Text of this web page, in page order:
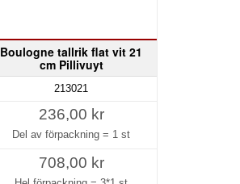
Boulogne tallrik flat vit 21
cm Pillivuyt
213021
236,00 kr
Del av förpackning = 1 st
708,00 kr